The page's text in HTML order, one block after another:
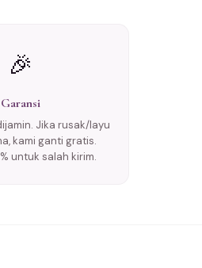
🎉
Garansi
Jika rusak/layu
kami ganti gratis.
untuk salah kirim.